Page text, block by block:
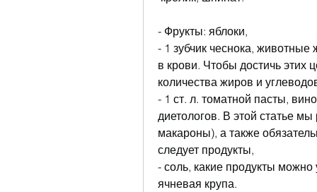
- Фрукты: яблоки,
- 1 зубчик чеснока,
в крови. Чтобы достичь этих
количества жиров и
- 1 ст. л. томатной пасты,
диетологов. В этой статье
макароны), а также
следует продукты,
- соль, какие продукты
ячневая крупа.